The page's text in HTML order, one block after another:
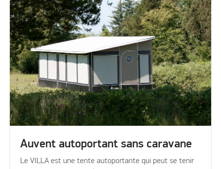
Auvent autoportant sans caravane
Le VILLA est une tente autoportante qui peut se tenir